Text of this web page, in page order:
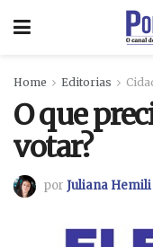
Home Editorias
O que
votar?
por Juliana Hemili